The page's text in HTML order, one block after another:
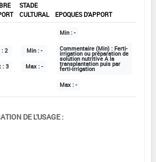
STADE
CULTURAL
EPOQUES D'APPORT
: 2
: 3
Min : -
Max : -
Min : -
Commentaire (Min) : Ferti-
irrigation ou préparation de
solution nutritive A la
transplantation puis par
ferti-irrigation
Max : -
DE L'USAGE :